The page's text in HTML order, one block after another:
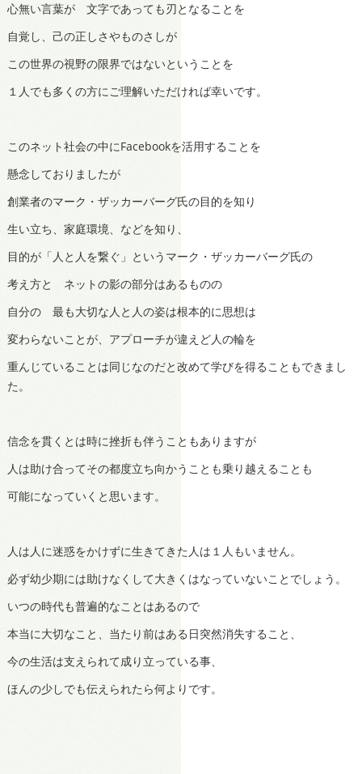
心無い言葉が 文字であっても刃となることを
自覚し、己の正しさやものさしが
この世界の視野の限界ではないということを
１人でも多くの方にご理解いただければ幸いです。
このネット社会の中にFacebookを活用することを
懸念しておりましたが
創業者のマーク・ザッカーバーグ氏の目的を知り
生い立ち、家庭環境、などを知り、
目的が「人と人を繋ぐ」というマーク・ザッカーバーグ氏の
考え方と ネットの影の部分はあるものの
自分の 最も大切な人と人の姿は根本的に思想は
変わらないことが、アプローチが違えど人の輪を
重んじていることは同じなのだと改めて学びを得ることもできまし
た。
信念を貫くとは時に挫折も伴うこともありますが
人は助け合ってその都度立ち向かうことも乗り越えることも
可能になっていくと思います。
人は人に迷惑をかけずに生きてきた人は１人もいません。
必ず幼少期には助けなくして大きくはなっていないことでしょう。
いつの時代も普遍的なことはあるので
本当に大切なこと、当たり前はある日突然消失すること、
今の生活は支えられて成り立っている事、
ほんの少しでも伝えられたら何よりです。